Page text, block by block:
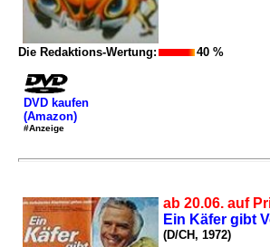
Die Redaktions-Wertung: 40 %
DVD kaufen
(Amazon)
#Anzeige
ab 20.06. auf
Ein Käfer gibt
(D/CH, 1972)